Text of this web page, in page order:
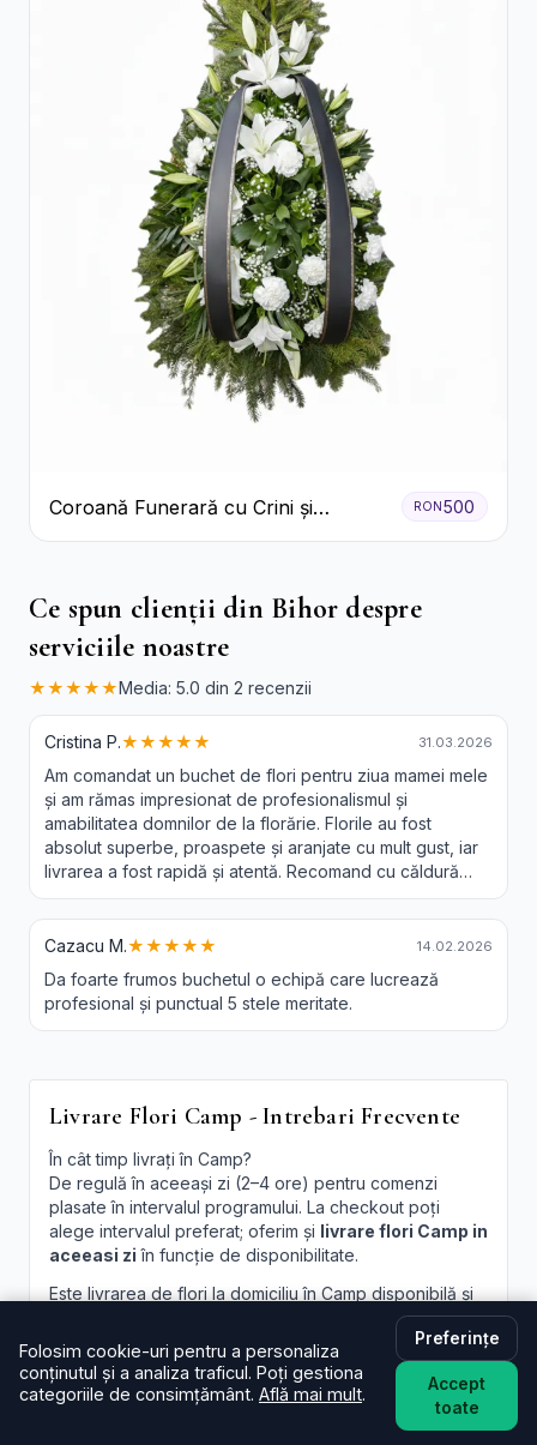
Coroană Funerară cu Crini și
Garoafe Albe
RON 500
Ce spun clienții din Bihor despre
serviciile noastre
★★★★★Media: 5.0 din 2 recenzii
Cristina P.★★★★★ 31.03.2026
Am comandat un buchet de flori pentru ziua mamei mele
și am rămas impresionat de profesionalismul și
amabilitatea domnilor de la florărie. Florile au fost
absolut superbe, proaspete și aranjate cu mult gust, iar
livrarea a fost rapidă și atentă. Recomand cu căldură
această florărie tuturor celor care doresc să aducă
bucurie printr-un gest frumos!
Cazacu M.★★★★★ 14.02.2026
Da foarte frumos buchetul o echipă care lucrează
profesional și punctual 5 stele meritate.
Livrare Flori Camp - Intrebari Frecvente
În cât timp livrați în Camp?
De regulă în aceeași zi (2–4 ore) pentru comenzi
plasate în intervalul programului. La checkout poți
alege intervalul preferat; oferim și livrare flori Camp in
aceeasi zi în funcție de disponibilitate.
Este livrarea de flori la domiciliu în Camp disponibilă și
Da, în majoritatea cazurilor livrăm și sâmbăta. În
perioade aglomerate pot exista sloturi limitate, afișate
la finalizare.
Pot programa livrarea pentru o oră anume în Camp?
Folosim cookie-uri pentru a personaliza
conținutul și a analiza traficul. Poți gestiona
categoriile de consimțământ. Află mai mult.
Preferințe
Accept
toate